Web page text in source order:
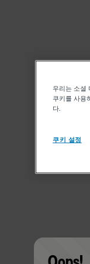
우리는 소셜
쿠키를 사용
다.
쿠키 설정